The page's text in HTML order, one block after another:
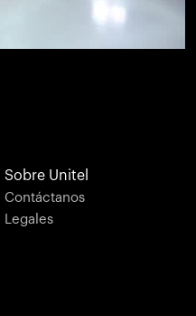
Sobre Unitel
Contáctanos
Legales